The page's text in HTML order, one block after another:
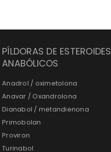
PÍLDORAS DE ESTEROIDES
ANABÓLICOS
Anadrol / oximetolona
Anavar / Oxandrolona
Dianabol / metandienona
Primobolan
Proviron
Turinabol